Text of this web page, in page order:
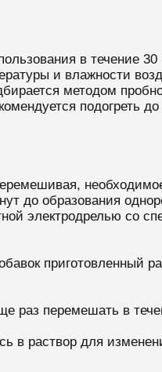
в течение 30
и влажности
методом
подогреть
до образования
электродрелью со
приготовленный
раз перемешать в
в раствор для